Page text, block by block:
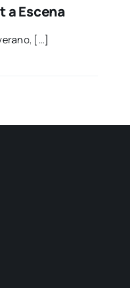
a Escena
[…]